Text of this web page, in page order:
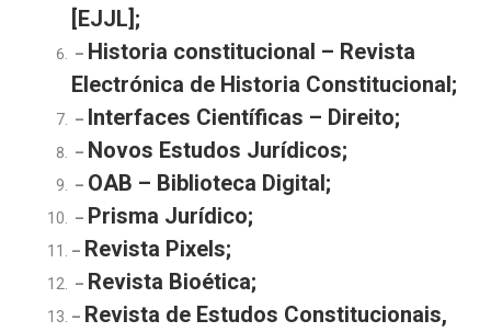
[EJJL];
– Historia constitucional – Revista
Electrónica de Historia Constitucional;
– Interfaces Científicas – Direito;
– Novos Estudos Jurídicos;
– OAB – Biblioteca Digital;
– Prisma Jurídico;
– Revista Pixels;
– Revista Bioética;
– Revista de Estudos Constitucionais,